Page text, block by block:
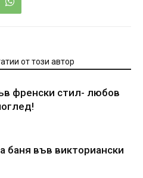
от този автор
френски стил- любов
баня във викториански